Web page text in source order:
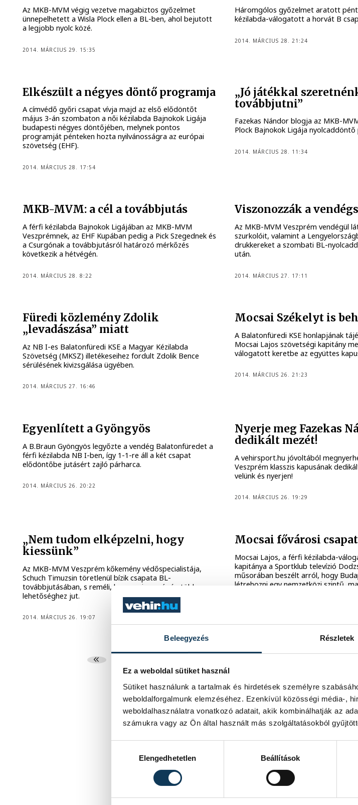
Beleegyezés Részletek
Ez a weboldal sütiket használ
Sütiket használunk a tartalmak és hirdetések személyre
weboldalforgalmunk elemzéséhez. Ezenkívül közösségi média-,
weboldalhasználatra vonatkozó adatait, akik kombinálhatják az
számukra vagy az Ön által használt más szolgáltatásokból
Elengedhetetlen
Beállítások
Az MKB-MVM végig vezetve magabiztos győzelmet
ünnepelhetett a Wisla Plock ellen a BL-ben, ahol bejutott
a legjobb nyolc közé.
2014. MÁRCIUS 29. 15:35
Háromgólos győzelmet aratott
kézilabda-válogatott a horvát B
2014. MÁRCIUS 28. 21:24
Elkészült a négyes döntő programja
A címvédő győri csapat vívja majd az első elődöntőt
május 3-án szombaton a női kézilabda Bajnokok Ligája
budapesti négyes döntőjében, melynek pontos
programját pénteken hozta nyilvánosságra az európai
szövetség (EHF).
2014. MÁRCIUS 28. 17:54
„Jó játékkal
továbbjutni”
Fazekas Nándor blogja az MKB-
Plock Bajnokok Ligája nyolcaddöntő
2014. MÁRCIUS 28. 11:34
MKB-MVM: a cél a továbbjutás
A férfi kézilabda Bajnokok Ligájában az MKB-MVM
Veszprémnek, az EHF Kupában pedig a Pick Szegednek és
a Csurgónak a továbbjutásról határozó mérkőzés
következik a hétvégén.
2014. MÁRCIUS 28. 8:22
Viszonozzák a
Az MKB-MVM Veszprém vendégül
szurkolóit, valamint a
drukkereket a szombati BL-
után.
2014. MÁRCIUS 27. 17:11
Füredi közlemény Zdolik
„levadászása” miatt
Az NB I-es Balatonfüredi KSE a Magyar Kézilabda
Szövetség (MKSZ) illetékeseihez fordult Zdolik Bence
sérülésének kivizsgálása ügyében.
2014. MÁRCIUS 27. 16:46
Mocsai Székelyt is
A Balatonfüredi KSE honlapjának
Mocsai Lajos szövetségi kapitány
válogatott keretbe az együttes
2014. MÁRCIUS 26. 21:23
Egyenlített a Gyöngyös
A B.Braun Gyöngyös legyőzte a vendég Balatonfüredet a
férfi kézilabda NB I-ben, így 1-1-re áll a két csapat
elődöntőbe jutásért zajló párharca.
2014. MÁRCIUS 26. 20:22
Nyerje meg Fazekas
dedikált mezét!
A vehirsport.hu jóvoltából
Veszprém klasszis kapusának
velünk és nyerjen!
2014. MÁRCIUS 26. 19:29
„Nem tudom elképzelni, hogy
kiessünk”
Az MKB-MVM Veszprém kőkemény védőspecialistája,
Schuch Timuzsin töretlenül bízik csapata BL-
továbbjutásában, s reméli, hogy a visszavágón több
lehetőséghez jut.
2014. MÁRCIUS 26. 19:07
Mocsai fővárosi
Mocsai Lajos, a férfi kézilabda-
kapitánya a Sportklub televízió
műsorában beszélt arról, hogy
létrehozni egy nemzetközi szintű,